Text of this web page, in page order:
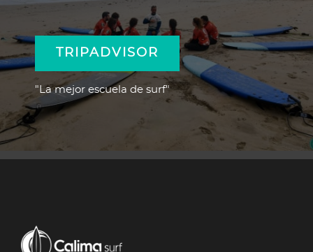
TRIPADVISOR
"La mejor escuela de surf"